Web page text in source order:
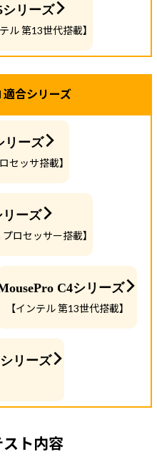
シリーズ
ル 第13世代搭載】
合シリーズ
リーズ
セッサ搭載】
ーズ
ロセッサー搭載】
C4シリーズ
【インテル 第13世代搭載】
リーズ
ト内容